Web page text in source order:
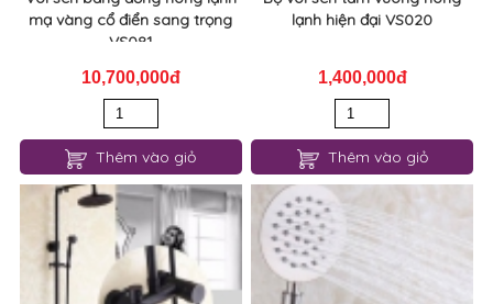
mạ vàng cổ điển sang trọng
VS081
10,700,000đ
Thêm vào giỏ
lạnh hiện đại VS020
1,400,000đ
Thêm vào giỏ